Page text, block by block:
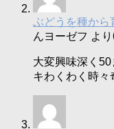
ぶどうを種から
んヨーゼフ より
大変興味深く
キわくわく時